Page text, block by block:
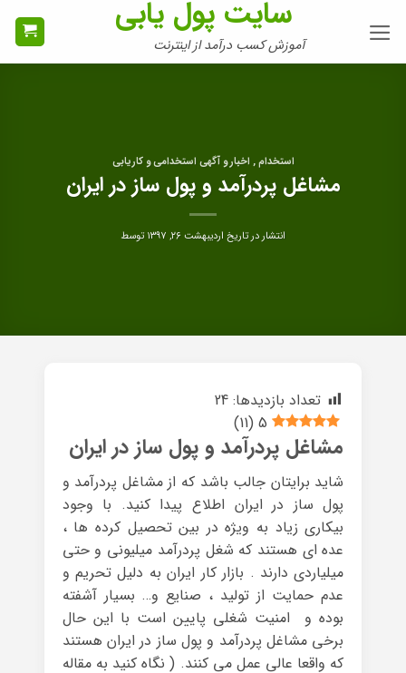
سایت پول یابی
آموزش کسب درآمد از اینترنت
استخدام , اخبار و آگهی استخدامی و کاریابی
مشاغل پردرآمد و پول ساز در ایران
انتشار در تاریخ اردیبهشت ۲۶, ۱۳۹۷ توسط
تعداد بازدیدها: 24
5
(
11
)
مشاغل پردرآمد و پول ساز در ایران
شاید برایتان جالب باشد که از مشاغل پردرآمد و
پول ساز در ایران اطلاع پیدا کنید. با وجود
بیکاری زیاد به ویژه در بین تحصیل کرده ها ،
عده ای هستند که شغل پردرآمد میلیونی و حتی
میلیاردی دارند . بازار کار ایران به دلیل تحریم و
عدم حمایت از تولید ، صنایع و… بسیار آشفته
بوده و امنیت شغلی پایین است با این حال
برخی مشاغل پردرآمد و پول ساز در ایران هستند
که واقعا عالی عمل می کنند. ( نگاه کنید به مقاله